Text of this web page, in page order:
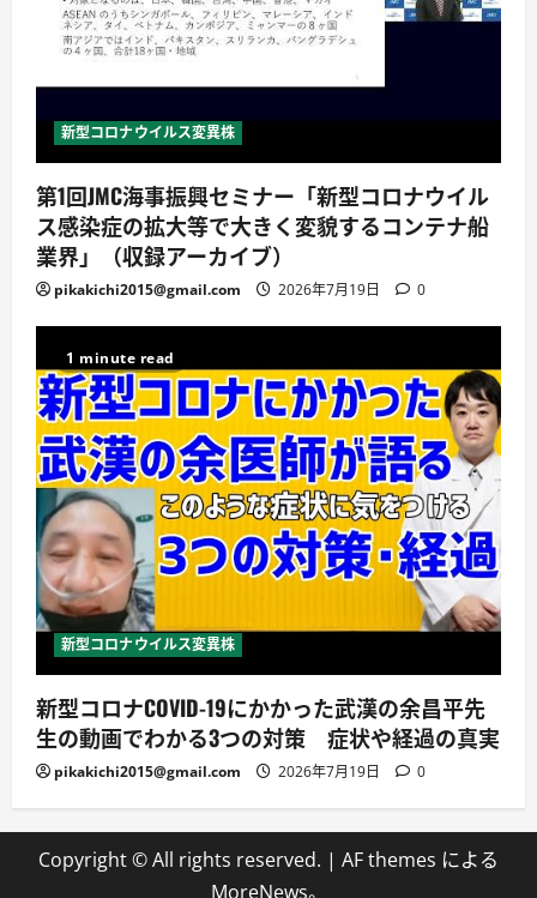
新型コロナウイルス変異株
第1回JMC海事振興セミナー「新型コロナウイル
ス感染症の拡大等で大きく変貌するコンテナ船
業界」（収録アーカイブ）
pikakichi2015@gmail.com 2026年7月19日 0
1 minute read
新型コロナウイルス変異株
新型コロナCOVID-19にかかった武漢の余昌平先
生の動画でわかる3つの対策 症状や経過の真実
pikakichi2015@gmail.com 2026年7月19日 0
Copyright © All rights reserved. | AF themes による
MoreNews。